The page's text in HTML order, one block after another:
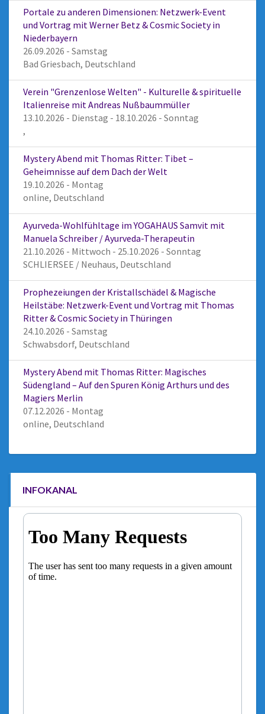
Portale zu anderen Dimensionen: Netzwerk-Event
und Vortrag mit Werner Betz & Cosmic Society in
Niederbayern
26.09.2026 - Samstag
Bad Griesbach, Deutschland
Verein "Grenzenlose Welten" - Kulturelle & spirituelle
Italienreise mit Andreas Nußbaummüller
13.10.2026 - Dienstag - 18.10.2026 - Sonntag
,
Mystery Abend mit Thomas Ritter: Tibet –
Geheimnisse auf dem Dach der Welt
19.10.2026 - Montag
online, Deutschland
Ayurveda-Wohlfühltage im YOGAHAUS Samvit mit
Manuela Schreiber / Ayurveda-Therapeutin
21.10.2026 - Mittwoch - 25.10.2026 - Sonntag
SCHLIERSEE / Neuhaus, Deutschland
Prophezeiungen der Kristallschädel & Magische
Heilstäbe: Netzwerk-Event und Vortrag mit Thomas
Ritter & Cosmic Society in Thüringen
24.10.2026 - Samstag
Schwabsdorf, Deutschland
Mystery Abend mit Thomas Ritter: Magisches
Südengland – Auf den Spuren König Arthurs und des
Magiers Merlin
07.12.2026 - Montag
online, Deutschland
INFOKANAL